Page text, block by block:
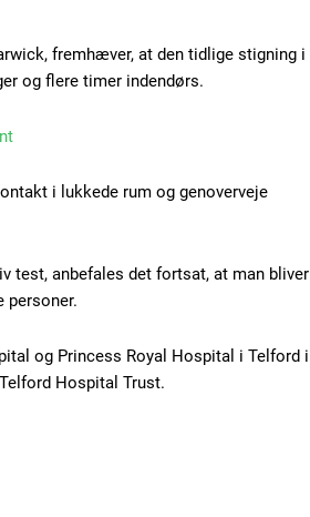
fremhæver, at den tidlige stigning i
og flere timer indendørs.
i lukkede rum og genoverveje
test, anbefales det fortsat, at man bliver
personer.
og Princess Royal Hospital i Telford i
Hospital Trust.